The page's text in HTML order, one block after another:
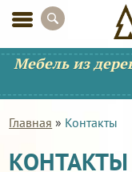
Мебель из
Главная » Контакты
КОНТАКТЫ